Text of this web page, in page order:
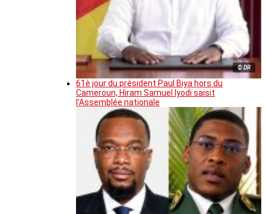
© DR
61è jour du président Paul Biya hors du
Cameroun, Hiram Samuel Iyodi saisit
l’Assemblée nationale